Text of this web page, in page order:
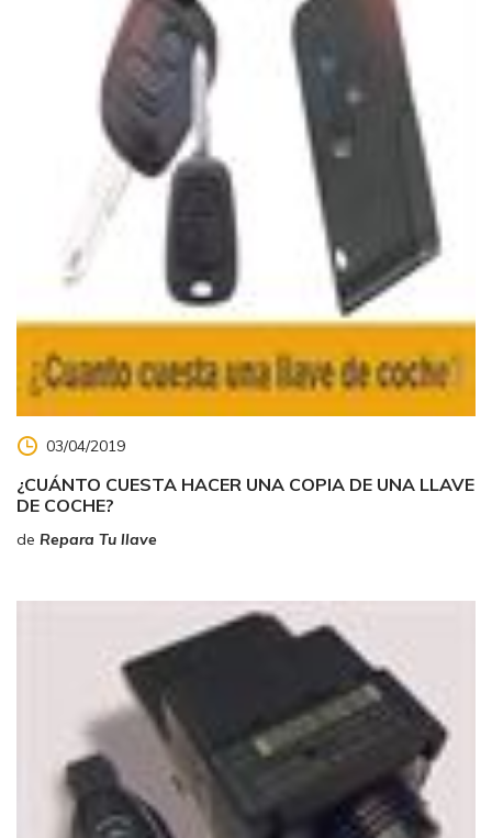
03/04/2019
¿CUÁNTO CUESTA HACER UNA COPIA DE UNA LLAVE
DE COCHE?
de Repara Tu llave